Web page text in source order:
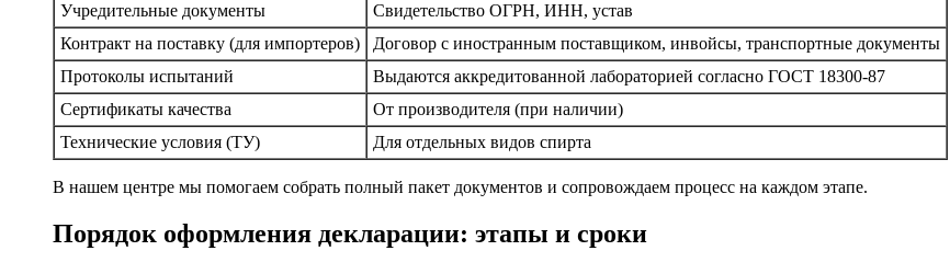
Учредительные документы
Свидетельство ОГРН, ИНН, устав
Контракт на поставку (для импортеров)
Договор с иностранным поставщиком, инвойсы, транспортные документы
Протоколы испытаний
Выдаются аккредитованной лабораторией согласно ГОСТ 18300-87
Сертификаты качества
От производителя (при наличии)
Технические условия (ТУ)
Для отдельных видов спирта
В нашем центре мы помогаем собрать полный пакет документов и сопровождаем процесс на каждом этапе.
Порядок оформления декларации: этапы и сроки